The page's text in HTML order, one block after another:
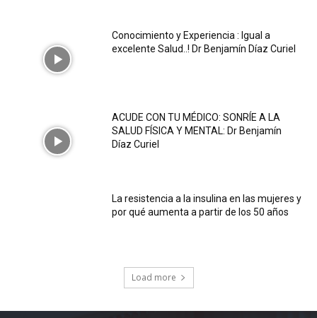
Conocimiento y Experiencia : Igual a
excelente Salud..! Dr Benjamín Díaz Curiel
ACUDE CON TU MÉDICO: SONRÍE A LA
SALUD FÍSICA Y MENTAL: Dr Benjamín
Díaz Curiel
La resistencia a la insulina en las mujeres y
por qué aumenta a partir de los 50 años
Load more